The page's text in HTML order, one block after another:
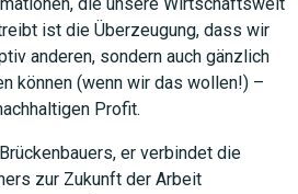
ist die Überzeugung, dass wir
anderen, sondern auch gänzlich
können (wenn wir das wollen!) –
Profit.
er verbindet die
zur Zukunft der Arbeit